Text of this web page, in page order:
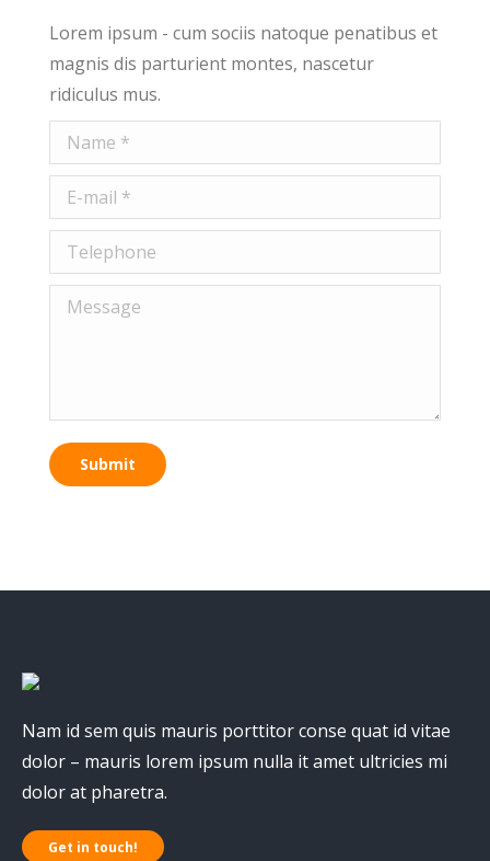
Lorem ipsum - cum sociis natoque penatibus et
magnis dis parturient montes, nascetur
ridiculus mus.
Name *
E-mail *
Telephone
Message
Submit
Nam id sem quis mauris porttitor conse quat id vitae
dolor – mauris lorem ipsum nulla it amet ultricies mi
dolor at pharetra.
Get in touch!